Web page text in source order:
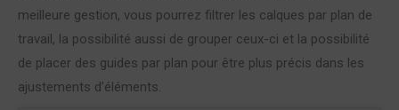
meilleure gestion, vous pourrez filtrer les calques par plan de
travail, la possibilité aussi de grouper ceux-ci et la possibilité
de placer des guides par plan pour être plus précis dans les
ajustements d’éléments.